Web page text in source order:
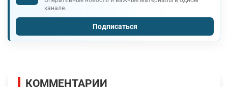
канале.
Подписаться
КОММЕНТАРИИ